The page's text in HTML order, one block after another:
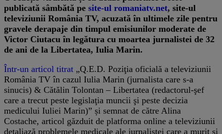
publicată sâmbătă pe site-ul romaniatv.net, site-ul
televiziunii România TV, acuzată în ultimele zile pentru
gravele derapaje din timpul emisiunilor moderate de
Victor Ciutacu în legătura cu moartea jurnalistei de 32
de ani de la Libertatea, Iulia Marin.
Într-un articol titrat „Q.E.D. Poziţia oficială a televiziunii
România TV în cazul Iulia Marin (jurnalista care s-a
sinucis) & Cătălin Tolontan – Libertatea (redactorul-şef
care a trecut peste legislaţia muncii şi peste decizia
medicului Iuliei Marin)” și semnat de către Alina
Costache, articol găzduit de platforma online a televiziunii
detaliază problemele medicale ale jurnalistei care a murit și